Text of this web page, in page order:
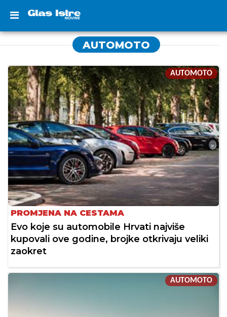
AUTOMOTO
AUTOMOTO
PROMJENA NA CESTAMA
Evo koje su automobile Hrvati najviše
kupovali ove godine, brojke otkrivaju veliki
zaokret
AUTOMOTO